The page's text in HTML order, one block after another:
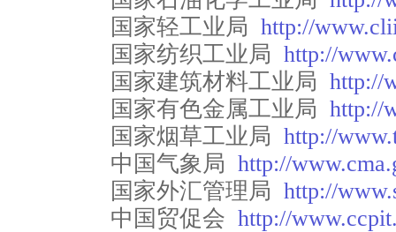
国家轻工业局 http://
国家纺织工业局 http://
国家建筑材料工业局 http://
国家有色金属工业局 http://
国家烟草工业局 http://
中国气象局 http://
国家外汇管理局 http://
中国贸促会 http://